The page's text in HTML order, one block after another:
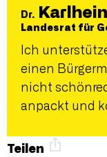
Dr.
Landesrat für
Ich
einen
nicht
anpackt und
Teilen